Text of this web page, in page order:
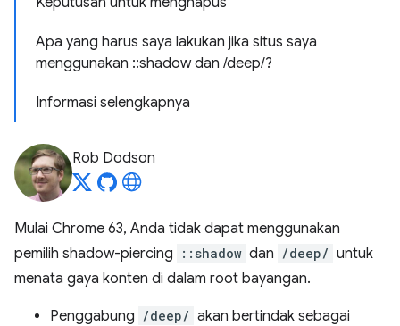
Apa yang harus saya lakukan jika situs saya
menggunakan ::shadow dan /deep/?
Informasi selengkapnya
Rob Dodson
Mulai Chrome 63, Anda tidak dapat menggunakan
pemilih shadow-piercing
::shadow dan /deep/ untuk
menata gaya konten di dalam root bayangan.
Penggabung /deep/ akan bertindak sebagai